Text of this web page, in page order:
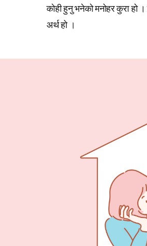
कोही हुनु भनेको मनोहर कुरा हो
अर्थ हो ।